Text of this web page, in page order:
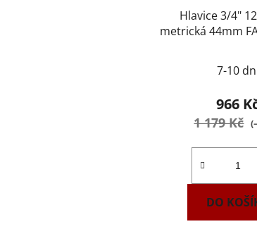
Hlavice 3/4"
metrická 44mm
7-10
966
1 179 Kč
DO